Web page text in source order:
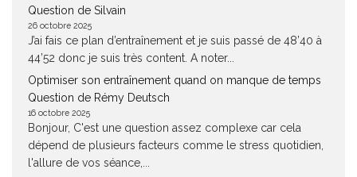
Question de Silvain
26 octobre 2025
J’ai fais ce plan d’entraînement et je suis passé de 48’40 à
44’52 donc je suis très content. A noter...
Optimiser son entraînement quand on manque de temps
Question de Rémy Deutsch
16 octobre 2025
Bonjour, C'est une question assez complexe car cela
dépend de plusieurs facteurs comme le stress quotidien,
l'allure de vos séance,...